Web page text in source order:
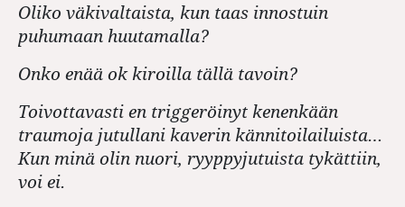
Oliko väkivaltaista, kun taas innostuin
puhumaan huutamalla?
Onko enää ok kiroilla tällä tavoin?
Toivottavasti en triggeröinyt kenenkään
traumoja jutullani kaverin kännitoilailuista…
Kun minä olin nuori, ryyppyjutuista tykättiin,
voi ei.